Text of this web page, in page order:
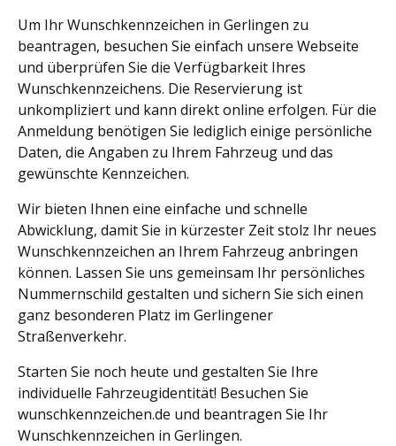
Um Ihr Wunschkennzeichen in Gerlingen zu
beantragen, besuchen Sie einfach unsere Webseite
und überprüfen Sie die Verfügbarkeit Ihres
Wunschkennzeichens. Die Reservierung ist
unkompliziert und kann direkt online erfolgen. Für die
Anmeldung benötigen Sie lediglich einige persönliche
Daten, die Angaben zu Ihrem Fahrzeug und das
gewünschte Kennzeichen.
Wir bieten Ihnen eine einfache und schnelle
Abwicklung, damit Sie in kürzester Zeit stolz Ihr neues
Wunschkennzeichen an Ihrem Fahrzeug anbringen
können. Lassen Sie uns gemeinsam Ihr persönliches
Nummernschild gestalten und sichern Sie sich einen
ganz besonderen Platz im Gerlingener
Straßenverkehr.
Starten Sie noch heute und gestalten Sie Ihre
individuelle Fahrzeugidentität! Besuchen Sie
wunschkennzeichen.de und beantragen Sie Ihr
Wunschkennzeichen in Gerlingen.